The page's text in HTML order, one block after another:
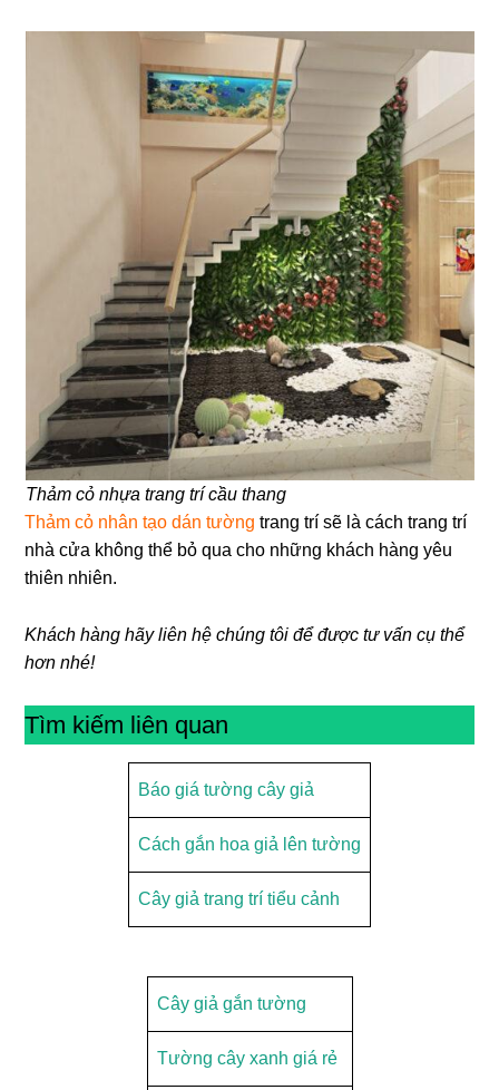
Thảm cỏ nhựa trang trí cầu thang
Thảm cỏ nhân tạo dán tường trang trí sẽ là cách trang trí
nhà cửa không thể bỏ qua cho những khách hàng yêu
thiên nhiên.
Khách hàng hãy liên hệ chúng tôi để được tư vấn cụ thể
hơn nhé!
Tìm kiếm liên quan
Báo giá tường cây giả
Cách gắn hoa giả lên tường
Cây giả trang trí tiểu cảnh
Cây giả gắn tường
Tường cây xanh giá rẻ